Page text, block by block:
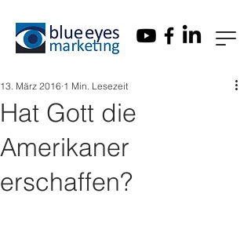
Hat Gott die
Amerikaner
erschaffen?
13. März 2016 1 Min. Lesezeit